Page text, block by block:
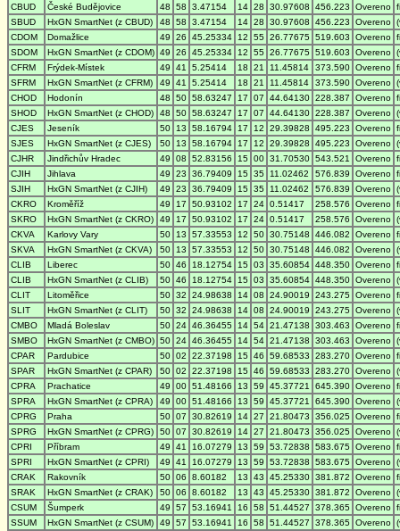
CBUD
České Budějovice 48 58 3.47154 14 28 30.97608 456.223 Overeno
SBUD
HxGN SmartNet (z CBUD) 48 58 3.47154 14 28 30.97608 456.223 Overeno
CDOM
Domažlice 49 26 45.25334 12 55 26.77675 519.603 Overeno
SDOM
HxGN SmartNet (z CDOM) 49 26 45.25334 12 55 26.77675 519.603 Overeno
CFRM
Frýdek-Místek 49 41 5.25414 18 21 11.45814 373.590 Overeno
SFRM
HxGN SmartNet (z CFRM) 49 41 5.25414 18 21 11.45814 373.590 Overeno
CHOD
Hodonín 48 50 58.63247 17 07 44.64130 228.387 Overeno
SHOD
HxGN SmartNet (z CHOD) 48 50 58.63247 17 07 44.64130 228.387 Overeno
CJES
Jeseník 50 13 58.16794 17 12 29.39828 495.223 Overeno
SJES
HxGN SmartNet (z CJES) 50 13 58.16794 17 12 29.39828 495.223 Overeno
CJHR
Jindřichův Hradec 49 08 52.83156 15 00 31.70530 543.521 Overeno
CJIH
Jihlava 49 23 36.79409 15 35 11.02462 576.839 Overeno
SJIH
HxGN SmartNet (z CJIH) 49 23 36.79409 15 35 11.02462 576.839 Overeno
CKRO
Kroměříž 49 17 50.93102 17 24 0.51417 258.576 Overeno
SKRO
HxGN SmartNet (z CKRO) 49 17 50.93102 17 24 0.51417 258.576 Overeno
CKVA
Karlovy Vary 50 13 57.33553 12 50 30.75148 446.082 Overeno
SKVA
HxGN SmartNet (z CKVA) 50 13 57.33553 12 50 30.75148 446.082 Overeno
CLIB
Liberec 50 46 18.12754 15 03 35.60854 448.350 Overeno
CLIB
HxGN SmartNet (z CLIB) 50 46 18.12754 15 03 35.60854 448.350 Overeno
CLIT
Litoměřice 50 32 24.98638 14 08 24.90019 243.275 Overeno
SLIT
HxGN SmartNet (z CLIT) 50 32 24.98638 14 08 24.90019 243.275 Overeno
CMBO
Mladá Boleslav 50 24 46.36455 14 54 21.47138 303.463 Overeno
SMBO
HxGN SmartNet (z CMBO) 50 24 46.36455 14 54 21.47138 303.463 Overeno
CPAR
Pardubice 50 02 22.37198 15 46 59.68533 283.270 Overeno
SPAR
HxGN SmartNet (z CPAR) 50 02 22.37198 15 46 59.68533 283.270 Overeno
CPRA
Prachatice 49 00 51.48166 13 59 45.37721 645.390 Overeno
SPRA
HxGN SmartNet (z CPRA) 49 00 51.48166 13 59 45.37721 645.390 Overeno
CPRG
Praha 50 07 30.82619 14 27 21.80473 356.025 Overeno
SPRG
HxGN SmartNet (z CPRG) 50 07 30.82619 14 27 21.80473 356.025 Overeno
CPRI
Příbram 49 41 16.07279 13 59 53.72838 583.675 Overeno
SPRI
HxGN SmartNet (z CPRI) 49 41 16.07279 13 59 53.72838 583.675 Overeno
CRAK
Rakovník 50 06 8.60182 13 43 45.25330 381.872 Overeno
SRAK
HxGN SmartNet (z CRAK) 50 06 8.60182 13 43 45.25330 381.872 Overeno
CSUM
Šumperk 49 57 53.16941 16 58 51.44527 378.365 Overeno
SSUM
HxGN SmartNet (z CSUM) 49 57 53.16941 16 58 51.44527 378.365 Overeno